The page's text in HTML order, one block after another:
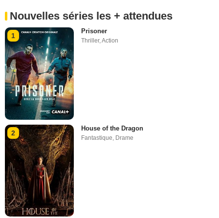
Nouvelles séries les + attendues
1
Prisoner
Thriller,Action
2
House of the Dragon
Fantastique Drame